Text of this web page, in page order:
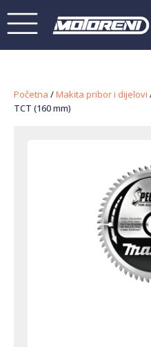
Početna /Makita pribor i dijelovi
TCT (160 mm)